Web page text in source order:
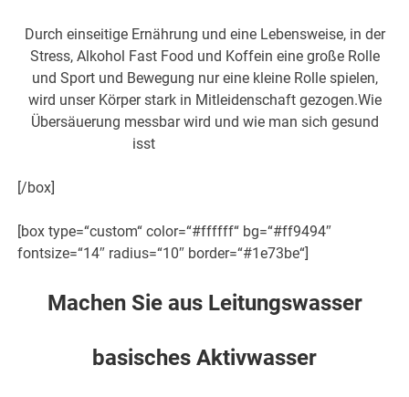
Durch einseitige Ernährung und eine Lebensweise, in der
Stress, Alkohol Fast Food und Koffein eine große Rolle
und Sport und Bewegung nur eine kleine Rolle spielen,
wird unser Körper stark in Mitleidenschaft gezogen.Wie
Übersäuerung messbar wird und wie man sich gesund
isst
[/box]
[box type=“custom“ color=“#ffffff“ bg=“#ff9494″
fontsize=“14″ radius=“10″ border=“#1e73be“]
Machen Sie aus Leitungswasser
basisches Aktivwasser